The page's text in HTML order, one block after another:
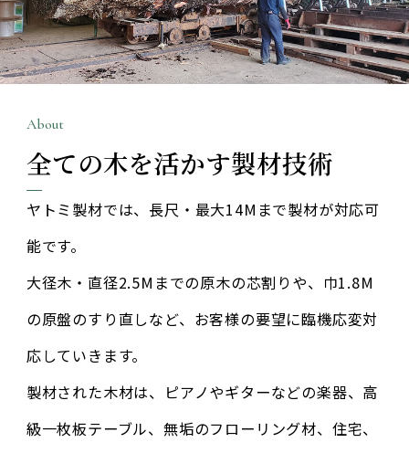
About
全ての木を活かす製材技術
ヤトミ製材では、長尺・最大14Mまで製材が対応可
能です。
大径木・直径2.5Mまでの原木の芯割りや​、巾1.8M
の原盤のすり直しなど、お客様の要望に臨機応変対
応していきます。
製材された木材は、ピアノやギターなどの楽器、高
級一枚板テーブル、無垢のフローリング材、住宅、